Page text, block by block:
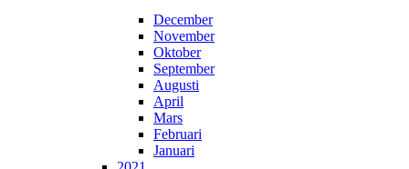
December
November
Oktober
September
Augusti
April
Mars
Februari
Januari